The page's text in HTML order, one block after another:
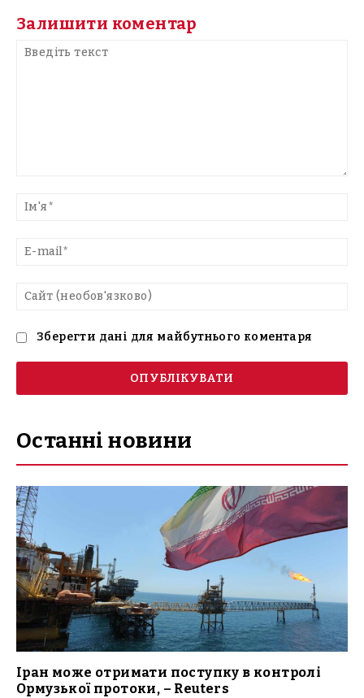
Залишити коментар
текст
Зберегти дані для майбутнього коментаря
Останні новини
Іран може отримати поступку в контролі
Ормузької протоки, – Reuters